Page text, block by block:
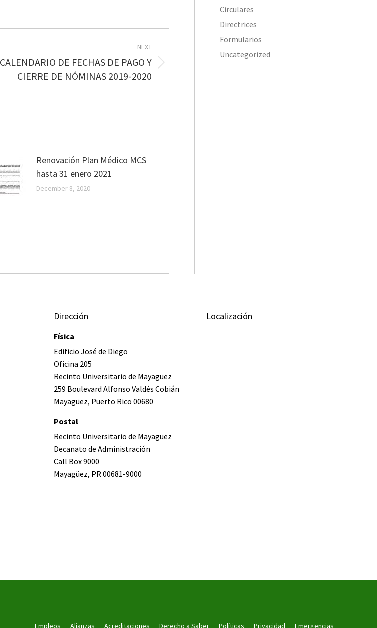
NEXT
CALENDARIO DE FECHAS DE PAGO Y
CIERRE DE NÓMINAS 2019-2020
Renovación Plan Médico MCS
hasta 31 enero 2021
December 8, 2020
Circulares
Directrices
Formularios
Uncategorized
Dirección
Física
Edificio José de Diego
Oficina 205
Recinto Universitario de Mayagüez
259 Boulevard Alfonso Valdés Cobián
Mayagüez, Puerto Rico 00680
Postal
Recinto Universitario de Mayagüez
Decanato de Administración
Call Box 9000
Mayagüez, PR 00681-9000
Localización
Empleos Alianzas Acreditaciones Derecho a Saber Políticas Privacidad Emergencias